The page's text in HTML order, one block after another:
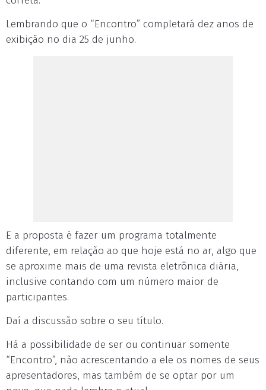
Lembrando que o “Encontro” completará dez anos de
exibição no dia 25 de junho.
E a proposta é fazer um programa totalmente
diferente, em relação ao que hoje está no ar, algo que
se aproxime mais de uma revista eletrônica diária,
inclusive contando com um número maior de
participantes.
Daí a discussão sobre o seu título.
Há a possibilidade de ser ou continuar somente
“Encontro”, não acrescentando a ele os nomes de seus
apresentadores, mas também de se optar por um